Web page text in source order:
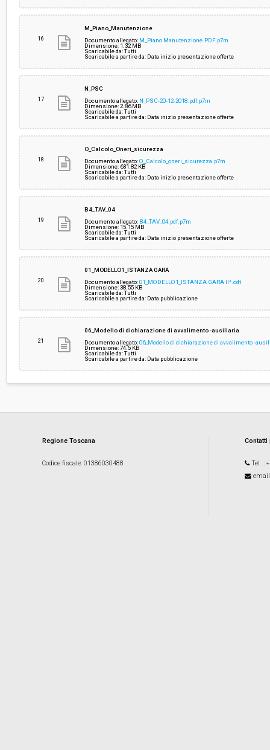
16
M_Piano_Manutenzione
Documento allegato: M_Piano Manutenzione.PDF.p7m
Dimensione: 1.32 MB
Scaricabile da: Tutti
Scaricabile a partire da: Data inizio presentazione offerte
17
N_PSC
Documento allegato: N_PSC-20-12-2018.pdf.p7m
Dimensione: 2.86 MB
Scaricabile da: Tutti
Scaricabile a partire da: Data inizio presentazione offerte
18
O_Calcolo_Oneri_sicurezza
Documento allegato:O_Calcolo_oneri_sicurezza.p7m
Dimensione: 631.82 KB
Scaricabile da: Tutti
Scaricabile a partire da: Data inizio presentazione offerte
19
B4_TAV_04
Documento allegato: B4_TAV_04.pdf.p7m
Dimensione: 15.15 MB
Scaricabile da: Tutti
Scaricabile a partire da: Data inizio presentazione offerte
20
01_MODELLO1_ISTANZA GARA
Documento allegato:01_MODELLO1_ISTANZA GARA II^.odt
Dimensione: 38.55 KB
Scaricabile da: Tutti
Scaricabile a partire da: Data pubblicazione
21
06_Modello di dichiarazione di avvalimento -ausiliaria
Documento allegato:06_Modello di dichiarazione di avvalimento -
Dimensione: 74.5 KB
Scaricabile da: Tutti
Scaricabile a partire da: Data pubblicazione
Regione Toscana
Codice fiscale: 01386030488 Tel. :
email